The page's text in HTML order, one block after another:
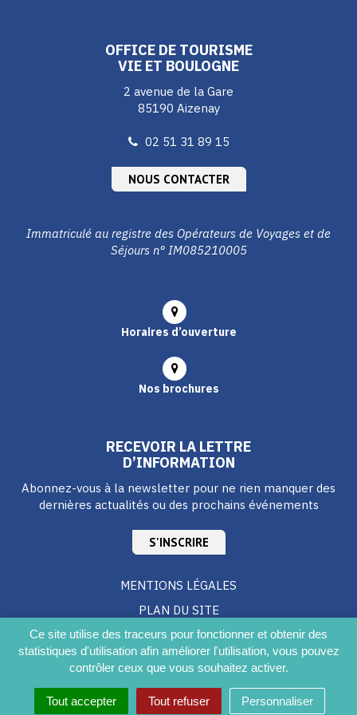
Ce site utilise des traceurs pour fonctionner et obtenir des
statistiques d'utilisation afin améliorer l'utilisation, vous pouvez
contrôler ceux que vous souhaitez activer.
Tout accepter Tout refuser Personnaliser
OFFICE DE TOURISME
VIE ET BOULOGNE
2 avenue de la Gare
85190 Aizenay
02 51 31 89 15
NOUS CONTACTER
Immatriculé au registre des Opérateurs de Voyages et de
Séjours n° IM085210005
Horaires d’ouverture
Nos brochures
RECEVOIR LA LETTRE
D’INFORMATION
Abonnez-vous à la newsletter pour ne rien manquer des
dernières actualités ou des prochains événements
S'INSCRIRE
MENTIONS LÉGALES
PLAN DU SITE
CRÉDITS
ACCESSIBILITÉ DU SITE